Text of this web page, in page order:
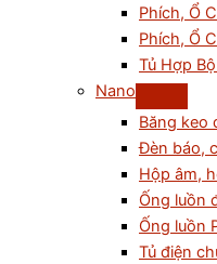
Phích, Ổ
Phích, Ổ
Tủ Hợp
Nano
Băng keo
Đèn báo,
Hộp âm,
Ống luồn
Ống luồn
Tủ điện